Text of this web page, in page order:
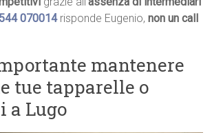
070014 risponde Eugenio,non un call
mantenere
tue tapparelle o
a Lugo